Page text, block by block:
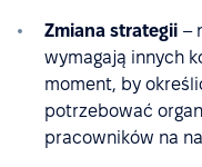
Zmiana strategii –
wymagają innych
moment, by
potrzebować
pracowników na